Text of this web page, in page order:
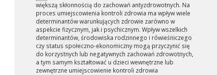
większą skłonnością do zachowań antyzdrowotnych. Na
proces umiejscowienia kontroli zdrowia ma wpływ wiele
determinantów warunkujących zdrowie zarówno w
aspekcie fizycznym, jak i psychicznym. Wpływ wszelkich
determinantów, środowiska rodzinnego i rówieśniczego
czy status społeczno-ekonomiczny mogą przyczynić się
do korzystnych lub negatywnych zachowań zdrowotnych,
a tym samym kształtować u dzieci wewnętrzne lub
zewnętrzne umiejscowienie kontroli zdrowia